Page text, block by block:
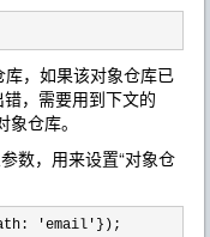
库，如果该对象仓库已
，需要用到下文的
仓库。
数，用来设置“对象仓
'email' });